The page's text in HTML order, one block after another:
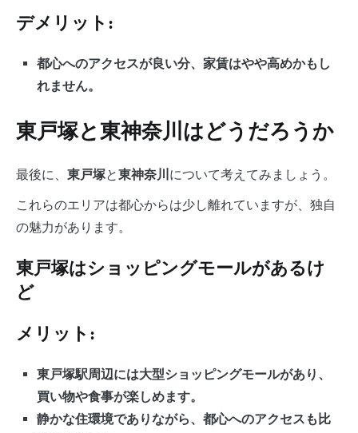
デメリット:
都心へのアクセスが良い分、家賃はやや高めかもし
れません。
東戸塚と東神奈川はどうだろうか
最後に、 東戸塚と東神奈川 について考えてみましょう。
これらのエリアは都心からは少し離れていますが、独自
の魅力があります。
東戸塚はショッピングモールがあるけ
ど
メリット:
東戸塚駅周辺には大型ショッピングモールがあり、
買い物や食事が楽しめます。
静かな住環境でありながら、都心へのアクセスも比